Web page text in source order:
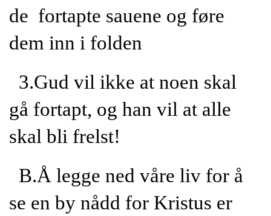
de fortapte sauene og føre
dem inn i folden
3.Gud vil ikke at noen skal
gå fortapt, og han vil at alle
skal bli frelst!
B.Å legge ned våre liv for å
se en by nådd for Kristus er